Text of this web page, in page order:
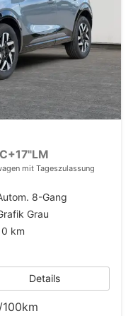
mit Tageszulassung
8-Gang
Grau
km
Details
100km